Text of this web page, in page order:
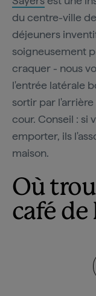
du centre-ville
déjeuners
soigneusement
craquer - nous
l'entrée latérale
sortir par
cour. Conseil : si
emporter, ils
maison.
Où
café de